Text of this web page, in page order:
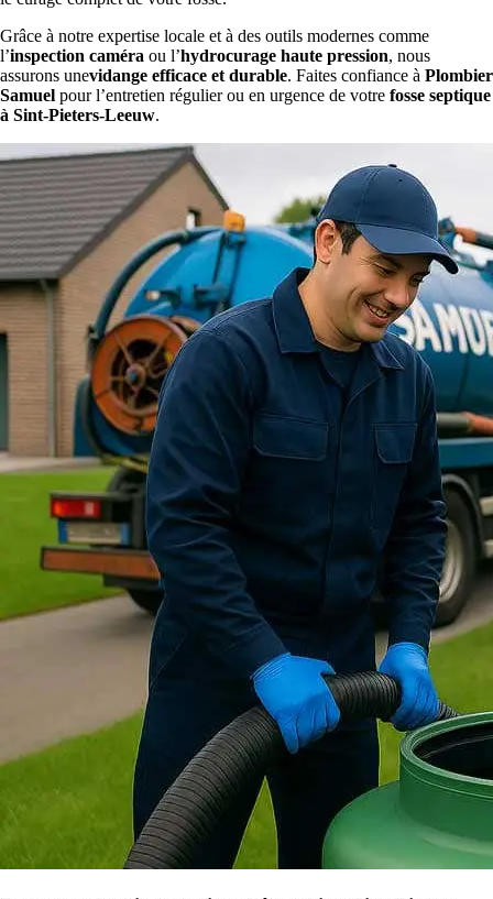
Grâce à notre expertise locale et à des outils modernes comme
l’inspection caméra ou l’hydrocurage haute pression, nous
assurons unevidange efficace et durable. Faites confiance à Plombier
Samuel pour l’entretien régulier ou en urgence de votre fosse septique
à Sint-Pieters-Leeuw.